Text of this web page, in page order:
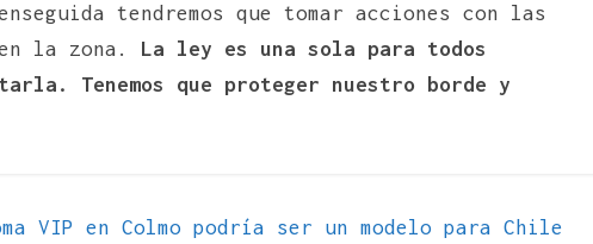
tendremos que tomar acciones con las
la zona. La ley es una sola para todos
Tenemos que proteger nuestro borde y
VIP en Colmo podría ser un modelo para Chile